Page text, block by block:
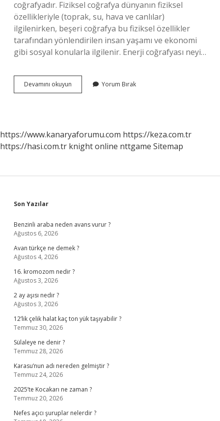
coğrafyadır. Fiziksel coğrafya dünyanın fiziksel
özellikleriyle (toprak, su, hava ve canlılar)
ilgilenirken, beşeri coğrafya bu fiziksel özellikler
tarafından yönlendirilen insan yaşamı ve ekonomi
gibi sosyal konularla ilgilenir. Enerji coğrafyası neyi…
Devamını okuyun
Coğrafya
Yorum Bırak
https://www.kanaryaforumu.com https://keza.com.tr
https://hasi.com.tr knight online nttgame Sitemap
Sidebar
Son Yazılar
Benzinli araba neden avans vurur ?
Ağustos 6, 2026
Avan türkçe ne demek ?
Ağustos 4, 2026
16. kromozom nedir ?
Ağustos 3, 2026
2 ay aşısı nedir ?
Ağustos 3, 2026
12’lik çelik halat kaç ton yük taşıyabilir ?
Temmuz 30, 2026
Sülaleye ne denir ?
Temmuz 28, 2026
Karasu’nun adı nereden gelmiştir ?
Temmuz 24, 2026
2025’te Kocakarı ne zaman ?
Temmuz 20, 2026
Nefes açıcı şuruplar nelerdir ?